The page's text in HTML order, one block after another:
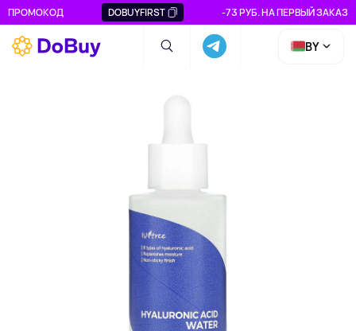
ПРОМОКОД DOBUYFIRST -73 РУБ. НА ПЕРВЫЙ ЗАКАЗ
BY